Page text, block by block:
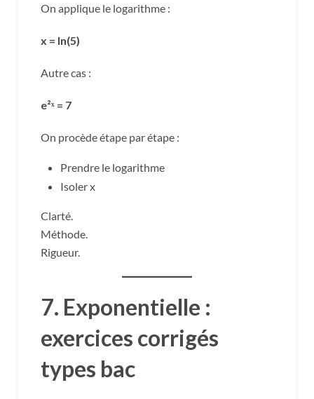
On applique le logarithme :
x = ln(5)
Autre cas :
e²ˣ = 7
On procède étape par étape :
Prendre le logarithme
Isoler x
Clarté.
Méthode.
Rigueur.
7. Exponentielle :
exercices corrigés
types bac